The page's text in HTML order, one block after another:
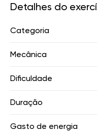
Detalhes do
Categoria
Mecânica
Dificuldade
Duração
Gasto de energia